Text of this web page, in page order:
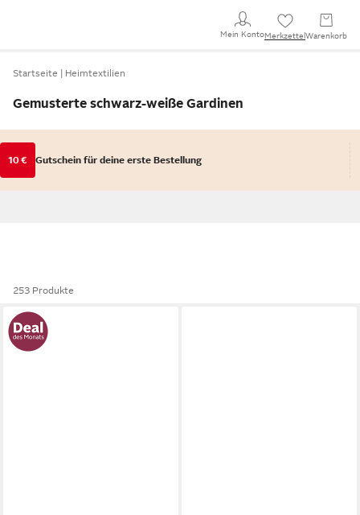
Mein KontoMerkzettel Warenkorb
Startseite Heimtextilien
Gemusterte schwarz-weiße Gardinen
10 € Gutschein für deine erste Bestellung
253 Produkte